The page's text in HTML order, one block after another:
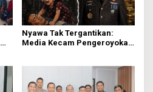
Nyawa Tak Tergantikan:
Media Kecam Pengeroyokan